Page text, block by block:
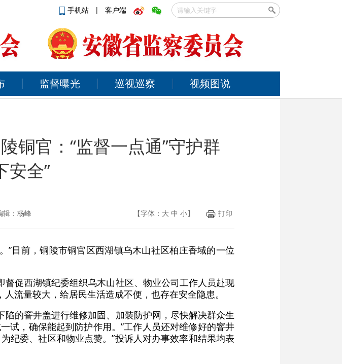
手机站 | 客户端
监督曝光 巡视巡察 视频图说
铜官：“监督一点通”守护群
安全”
：杨峰 【字体： 大 中 小】 打印
”日前，铜陵市铜官区西湖镇乌木山社区柏庄香域的一位
促西湖镇纪委组织乌木山社区、物业公司工作人员赴现
流量较大，给居民生活造成不便，也存在安全隐患。
的窨井盖进行维修加固、加装防护网，尽快解决群众生
试，确保能起到防护作用。”工作人员还对维修好的窨井
纪委、社区和物业点赞。”投诉人对办事效率和结果均表